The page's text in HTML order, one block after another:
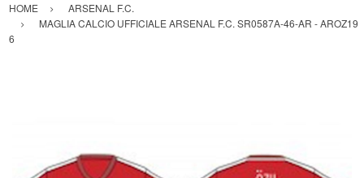
HOME
ARSENAL F.C.
MAGLIA CALCIO UFFICIALE ARSENAL F.C. SR0587A-46-AR - AROZ19
6